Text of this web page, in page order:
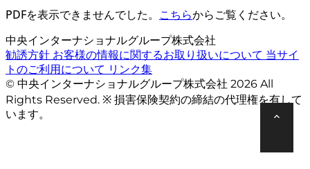
PDFを表示できませんでした。 こちらからご覧ください。
中央インターナショナルグループ株式会社
勧誘方針 お客様の情報に関するお取り扱いについて 当サイ
トのご利用について リンク集
© 中央インターナショナルグループ株式会社 2026 All
Rights Reserved. ※ 損害保険契約の締結の代理権を有して
います。